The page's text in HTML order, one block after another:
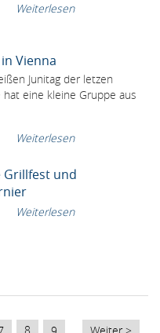
Weiterlesen
Vienna
Junitag der letzen
hat eine kleine Gruppe aus
Weiterlesen
Grillfest und
Weiterlesen